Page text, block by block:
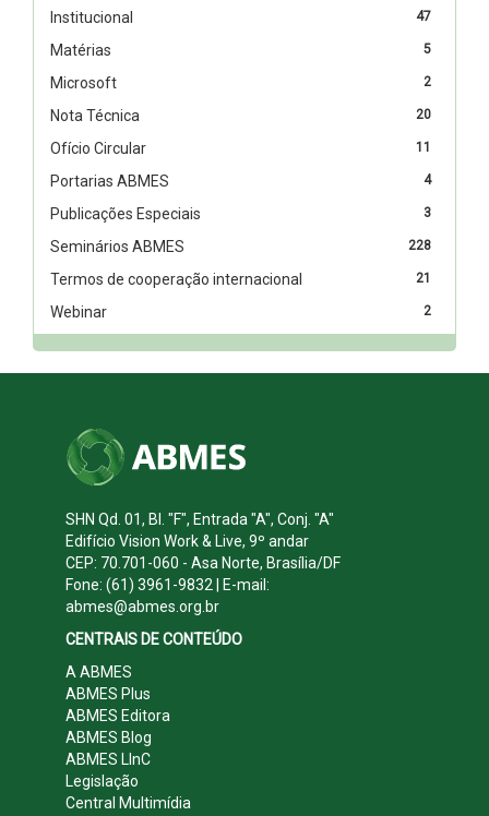
47
Institucional
5
Matérias
2
Microsoft
20
Nota Técnica
11
Ofício Circular
4
Portarias ABMES
3
Publicações Especiais
228
Seminários ABMES
21
Termos de cooperação internacional
2
Webinar
SHN Qd. 01, Bl. "F", Entrada "A", Conj. "A"
Edifício Vision Work & Live, 9º andar
CEP: 70.701-060 - Asa Norte, Brasília/DF
Fone: (61) 3961-9832 | E-mail:
abmes@abmes.org.br
CENTRAIS DE CONTEÚDO
A ABMES
ABMES Plus
ABMES Editora
ABMES Blog
ABMES LInC
Legislação
Central Multimídia